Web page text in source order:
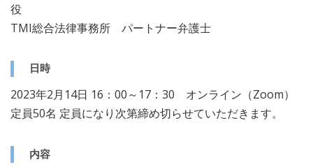
役
TMI総合法律事務所 パートナー弁護士
日時
2023年2月14日 16：00～17：30 オンライン（Zoom）
定員50名 定員になり次第締め切らせていただきます。
内容